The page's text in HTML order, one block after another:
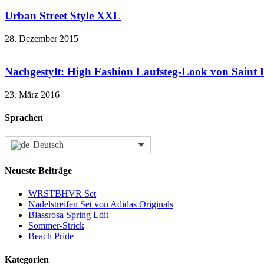
Urban Street Style XXL
28. Dezember 2015
Nachgestylt: High Fashion Laufsteg-Look von Saint
23. März 2016
Sprachen
Deutsch
Neueste Beiträge
WRSTBHVR Set
Nadelstreifen Set von Adidas Originals
Blassrosa Spring Edit
Sommer-Strick
Beach Pride
Kategorien